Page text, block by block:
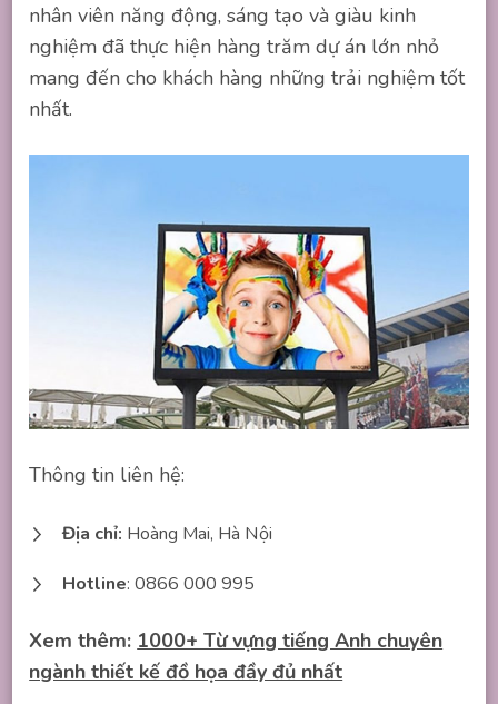
nhân viên năng động, sáng tạo và giàu kinh
nghiệm đã thực hiện hàng trăm dự án lớn nhỏ
mang đến cho khách hàng những trải nghiệm tốt
nhất.
Thông tin liên hệ:
Địa chỉ: Hoàng Mai, Hà Nội
Hotline: 0866 000 995
Xem thêm: 1000+ Từ vựng tiếng Anh chuyên
ngành thiết kế đồ họa đầy đủ nhất